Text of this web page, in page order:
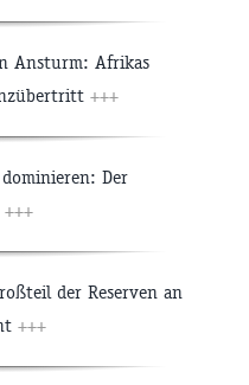
Ansturm: Afrikas
+++
Der
+++
der Reserven an
+++